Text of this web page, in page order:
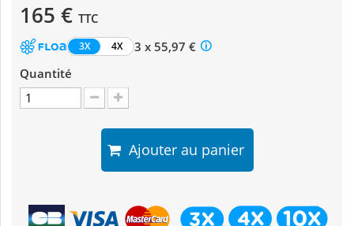
165 € TTC
3X 4X
3 x 55,97 €
Quantité
Ajouter au panier